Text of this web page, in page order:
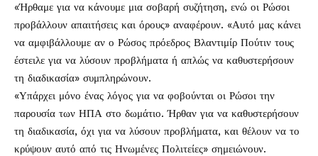
«Ήρθαμε για να κάνουμε μια σοβαρή συζήτηση, ενώ οι Ρώσοι
προβάλλουν απαιτήσεις και όρους» αναφέρουν. «Αυτό μας κάνει
να αμφιβάλλουμε αν ο Ρώσος πρόεδρος Βλαντιμίρ Πούτιν τους
έστειλε για να λύσουν προβλήματα ή απλώς να καθυστερήσουν
τη διαδικασία» συμπληρώνουν.
«Υπάρχει μόνο ένας λόγος για να φοβούνται οι Ρώσοι την
παρουσία των ΗΠΑ στο δωμάτιο. Ήρθαν για να καθυστερήσουν
τη διαδικασία, όχι για να λύσουν προβλήματα, και θέλουν να το
κρύψουν αυτό από τις Ηνωμένες Πολιτείες» σημειώνουν.